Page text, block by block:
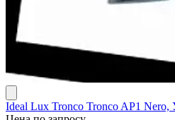
Ideal Lux Tronco Tronco AP1 Nero,